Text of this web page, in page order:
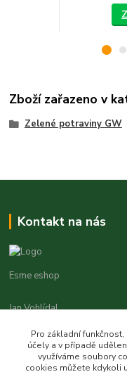
Zboží zařazeno v
Zelené potraviny GW
Kontakt na nás
Esme eshop
Jan Vohlídal
8,00 - 20,00
objednavky@esme-
Pro základní
účely a v případě
využíváme soubory
cookies můžete kdykoli